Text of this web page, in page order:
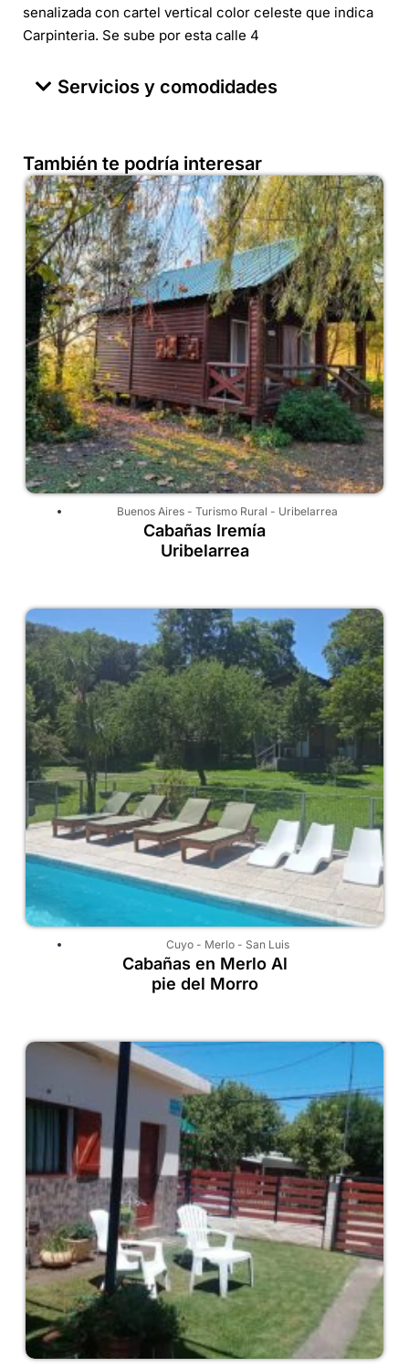
senalizada con cartel vertical color celeste que indica
Carpinteria. Se sube por esta calle 4
Servicios y comodidades
También te podría interesar
Buenos Aires - Turismo Rural - Uribelarrea
Cabañas Iremía
Uribelarrea
Cuyo- Merlo- San Luis
Cabañas en Merlo Al
pie del Morro